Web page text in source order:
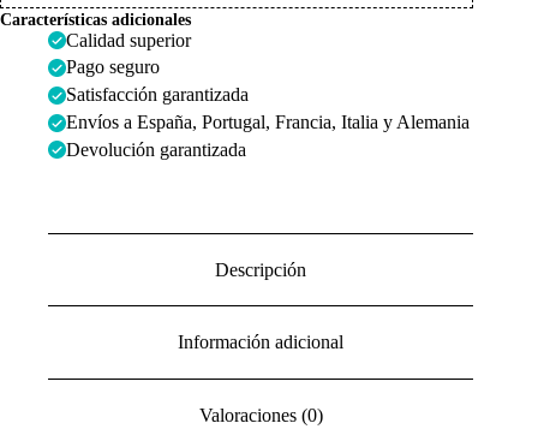
Características adicionales
Calidad superior
Pago seguro
Satisfacción garantizada
Envíos a España, Portugal, Francia, Italia y Alemania
Devolución garantizada
Descripción
Información adicional
Valoraciones (0)